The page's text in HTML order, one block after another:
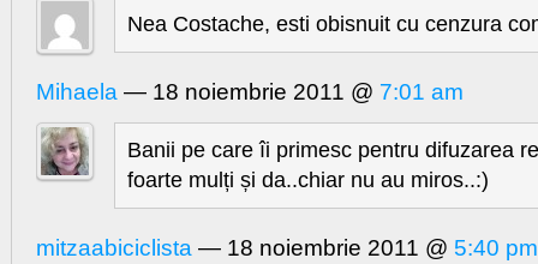
Nea Costache, esti obisnuit cu cenzura
Mihaela — 18 noiembrie 2011 @ 7:01 am
Banii pe care îi primesc pentru difuzarea
foarte mulți și da..chiar nu au miros..:)
mitzaabiciclista — 18 noiembrie 2011 @ 5:40 pm